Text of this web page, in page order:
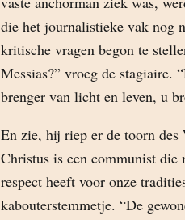
die het journalistieke vak nog
kritische vragen begon te
Messias?” vroeg de stagiaire.
brenger van licht en leven, u
En zie, hij riep er de toorn
Christus is een communist die
respect heeft voor onze
kabouterstemmetje. “De